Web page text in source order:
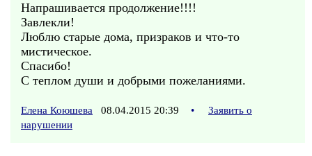
Напрашивается продолжение!!!!
Завлекли!
Люблю старые дома, призраков и что-то
мистическое.
Спасибо!
С теплом души и добрыми пожеланиями.
Елена Коюшева 08.04.2015 20:39 •
Заявить о
нарушении